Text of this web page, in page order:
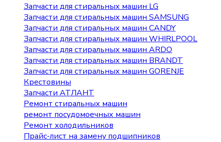
Запчасти для стиральных машин LG
Запчасти для стиральных машин SAMSUNG
Запчасти для стиральных машин CANDY
Запчасти для стиральных машин WHIRLPOOL
Запчасти для стиральных машин ARDO
Запчасти для стиральных машин BRANDT
Запчасти для стиральных машин GORENJE
Крестовины
Запчасти АТЛАНТ
Ремонт стиральных машин
ремонт посудомоечных машин
Ремонт холодильников
Прайс-лист на замену подшипников